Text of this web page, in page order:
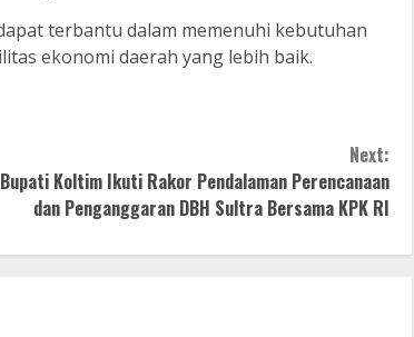
terbantu dalam memenuhi kebutuhan
ekonomi daerah yang lebih baik.
Next:
Koltim Ikuti Rakor Pendalaman Perencanaan
dan Penganggaran DBH Sultra Bersama KPK RI